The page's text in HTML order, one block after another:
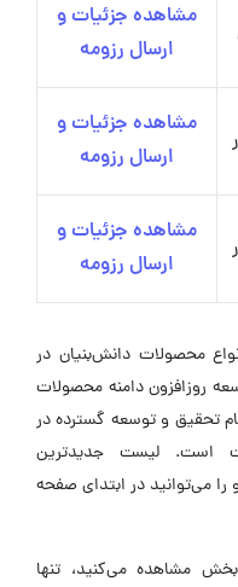
مشاهده جزئیات و
ارسال رزومه
مشاهده جزئیات و
ارسال رزومه
مشاهده جزئیات و
ارسال رزومه
محصولات دانش‌بنیان در
روزافزون دامنه محصولات
تحقیق و توسعه گسترده در
است. لیست جدیدترین
می‌توانید در ابتدای صفحه
مشاهده می‌کنید، تنها